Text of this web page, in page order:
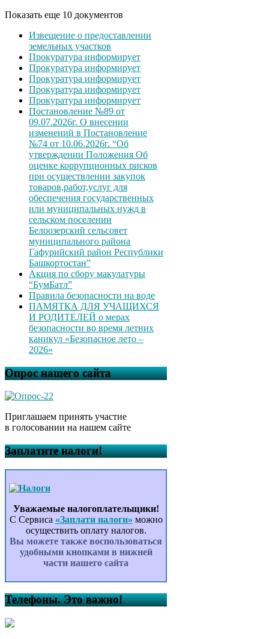
Показать еще 10 документов
Извещение о предоставлении
земельных участков
Прокуратура информирует
Прокуратура информирует
Прокуратура информирует
Прокуратура информирует
Прокуратура информирует
Постановление №89 от
09.07.2026г. О внесении
изменений в Постановление
№74 от 10.06.2026г. “Об
утверждении Положения Об
оценке коррупционных рисков
при осуществлении закупок
товаров,работ,услуг для
обеспечения государственных
или муниципальных нужд в
сельском поселении
Белоозерский сельсовет
муниципального района
Гафурийский район Республики
Башкортостан”
Акция по сбору макулатуры
“БумБатл”
Правила безопасности на воде
ПАМЯТКА ДЛЯ УЧАЩИХСЯ
И РОДИТЕЛЕЙ о мерах
безопасности во время летних
каникул «Безопасное лето –
2026»
Опрос нашего сайта
Приглашаем принять участие
в голосовании на нашем сайте
Заплатите налоги!
Уважаемые налогоплательщики!
С Сервиса «Заплати налоги» можно
осуществить оплату налогов.
Вы можете также воспользоваться
удобными кнопками в нижней
части нашего сайта
Телефоны. Это важно!